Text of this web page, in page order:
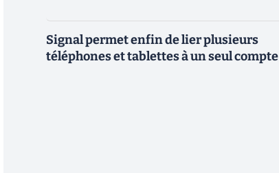
Signal permet enfin de lier plusieurs
téléphones et tablettes à un seul compte